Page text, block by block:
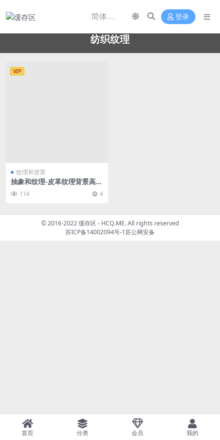
登录
纺织纹理
VIP
纹理和背景
抽象和纹理-皮革纹理背景高清
JPG图片
114 4
© 2016-2022 缓存区 - HCQ.ME. All rights reserved
苏ICP备14002094号-1苏公网安备
首页 分类 会员 我的